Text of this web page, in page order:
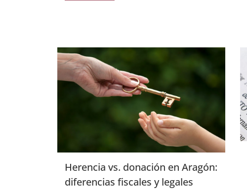
Herencia vs. donación en Aragón:
diferencias fiscales y legales